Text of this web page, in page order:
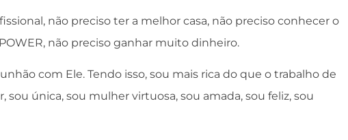
não preciso ter a melhor casa, não preciso conhecer o
não preciso ganhar muito dinheiro.
com Ele. Tendo isso, sou mais rica do que o trabalho de
sou única, sou mulher virtuosa, sou amada, sou feliz, sou